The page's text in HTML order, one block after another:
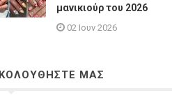
μανικιούρ του 2026
02 Ιουν 2026
ΜΑΣ